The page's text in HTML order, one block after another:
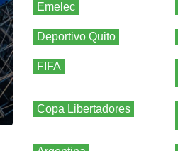
Emelec
Deportivo Quito
FIFA
Copa Libertadores